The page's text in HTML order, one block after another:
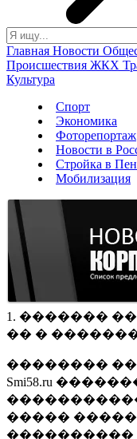
Главная Новости
Происшествия ЖКХ
Культура
Спорт
Экономика
Фоторепортаж
Новости в
Стройка в
Мобилизация
1. �������
�� �
��������
Smi58.ru
�����
����������